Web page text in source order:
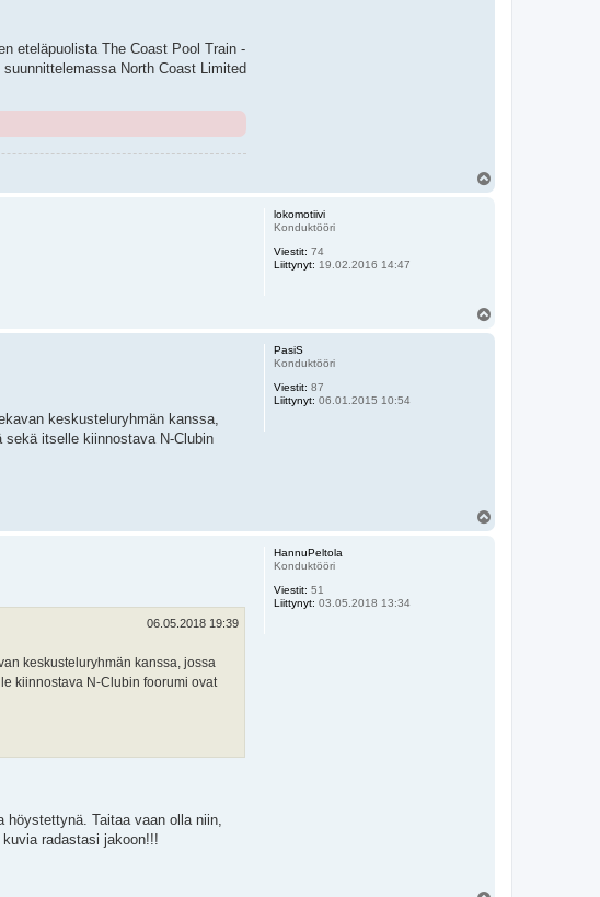
eteläpuolista The Coast Pool Train -
North Coast Limited
lokomotiivi
Konduktööri
Viestit: 74
Liittynyt: 19.02.2016 14:47
PasiS
Konduktööri
Viestit: 87
Liittynyt: 06.01.2015 10:54
keskusteluryhmän kanssa,
itselle kiinnostava N-Clubin
HannuPeltola
Konduktööri
Viestit: 51
Liittynyt: 03.05.2018 13:34
06.05.2018 19:39
keskusteluryhmän kanssa, jossa
kiinnostava N-Clubin foorumi ovat
höystettynä. Taitaa vaan olla niin,
radastasi jakoon!!!